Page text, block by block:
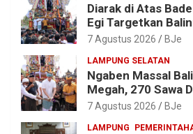
Diarak di Atas
Egi Targetkan
Wisata Budaya 2027
7 Agustus 2026 BJe
LAMPUNG SELATAN
Ngaben Massal
Megah, 270 Sawa
Tradisi Suci yang
7 Agustus 2026 BJe
LAMPUNG